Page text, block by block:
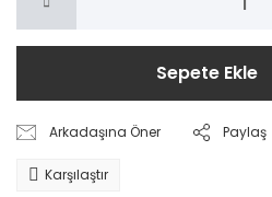
Sepete Ekle
Arkadaşına Öner Paylaş
Karşılaştır